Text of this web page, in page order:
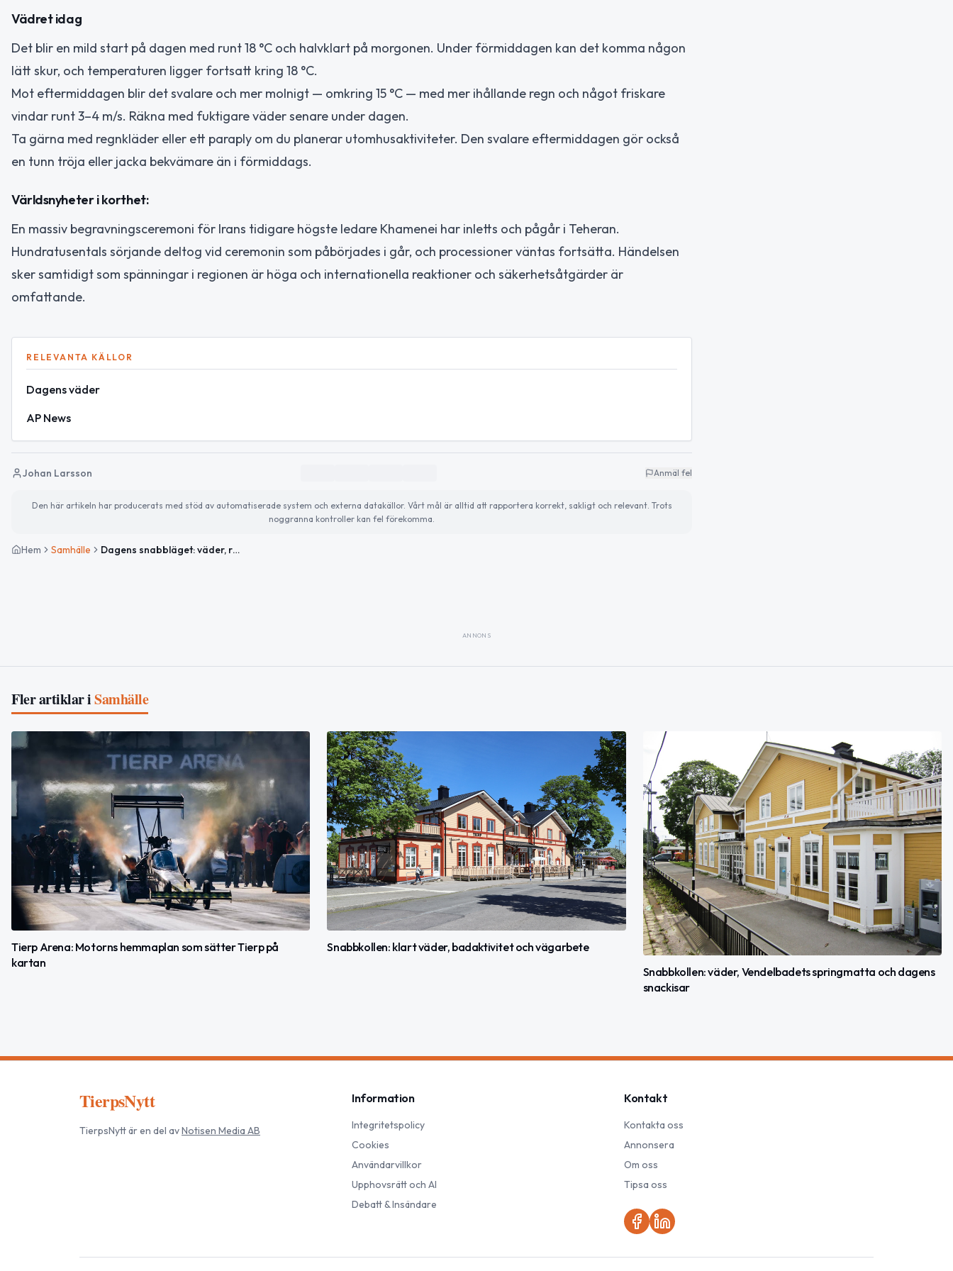
Vädret idag
Det blir en mild start på dagen med runt 18 °C och halvklart på morgonen. Under förmiddagen kan det komma någon
lätt skur, och temperaturen ligger fortsatt kring 18 °C.
Mot eftermiddagen blir det svalare och mer molnigt — omkring 15 °C — med mer ihållande regn och något friskare
vindar runt 3–4 m/s. Räkna med fuktigare väder senare under dagen.
Ta gärna med regnkläder eller ett paraply om du planerar utomhusaktiviteter. Den svalare eftermiddagen gör också
en tunn tröja eller jacka bekvämare än i förmiddags.
Världsnyheter i korthet:
En massiv begravningsceremoni för Irans tidigare högste ledare Khamenei har inletts och pågår i Teheran.
Hundratusentals sörjande deltog vid ceremonin som påbörjades i går, och processioner väntas fortsätta. Händelsen
sker samtidigt som spänningar i regionen är höga och internationella reaktioner och säkerhetsåtgärder är
omfattande.
RELEVANTA KÄLLOR
Dagens väder
AP News
Johan Larsson Anmäl fel
Den här artikeln har producerats med stöd av automatiserade system och externa datakällor. Vårt mål är alltid att rapportera korrekt, sakligt och relevant. Trots
noggranna kontroller kan fel förekomma.
Hem Samhälle Dagens snabbläget: väder, råd och korta nyheter
ANNONS
Fler artiklar iSamhälle
Tierp Arena: Motorns hemmaplan som sätter Tierp på
kartan
Snabbkollen: klart väder, badaktivitet och vägarbete
Snabbkollen: väder, Vendelbadets springmatta och dagens
snackisar
TierpsNytt
TierpsNyttär en del avNotisen Media AB
Information
Integritetspolicy
Cookies
Användarvillkor
Upphovsrätt och AI
Debatt & Insändare
Kontakt
Kontakta oss
Annonsera
Om oss
Tipsa oss